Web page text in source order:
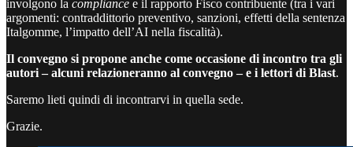
involgono la compliance e il rapporto Fisco contribuente (tra i vari
argomenti: contraddittorio preventivo, sanzioni, effetti della sentenza
Italgomme, l’impatto dell’AI nella fiscalità).
Il convegno si propone anche come occasione di incontro tra gli
autori – alcuni relazioneranno al convegno – e i lettori di Blast.
Saremo lieti quindi di incontrarvi in quella sede.
Grazie.